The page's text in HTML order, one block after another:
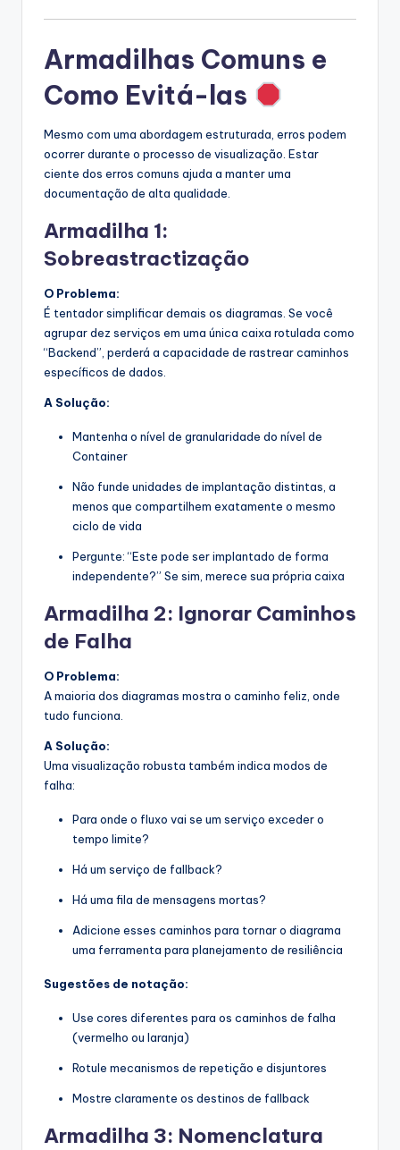
Armadilhas Comuns e
Como Evitá-las
Mesmo com uma abordagem estruturada, erros podem
ocorrer durante o processo de visualização. Estar
ciente dos erros comuns ajuda a manter uma
documentação de alta qualidade.
Armadilha 1:
Sobreastractização
O Problema:
É tentador simplificar demais os diagramas. Se você
agrupar dez serviços em uma única caixa rotulada como
“Backend”, perderá a capacidade de rastrear caminhos
específicos de dados.
A Solução:
Mantenha o nível de granularidade do nível de
Container
Não funde unidades de implantação distintas, a
menos que compartilhem exatamente o mesmo
ciclo de vida
Pergunte: “Este pode ser implantado de forma
independente?” Se sim, merece sua própria caixa
Armadilha 2: Ignorar Caminhos
de Falha
O Problema:
A maioria dos diagramas mostra o caminho feliz, onde
tudo funciona.
A Solução:
Uma visualização robusta também indica modos de
falha:
Para onde o fluxo vai se um serviço exceder o
tempo limite?
Há um serviço de fallback?
Há uma fila de mensagens mortas?
Adicione esses caminhos para tornar o diagrama
uma ferramenta para planejamento de resiliência
Sugestões de notação:
Use cores diferentes para os caminhos de falha
(vermelho ou laranja)
Rotule mecanismos de repetição e disjuntores
Mostre claramente os destinos de fallback
Armadilha 3: Nomenclatura